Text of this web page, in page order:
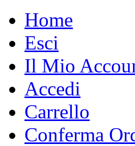
Home
Esci
Il Mio
Accedi
Carrello
Conferma